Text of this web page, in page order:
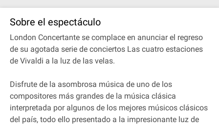
Sobre el espectáculo
London Concertante se complace en anunciar el regreso
de su agotada serie de conciertos Las cuatro estaciones
de Vivaldi a la luz de las velas.
Disfrute de la asombrosa música de uno de los
compositores más grandes de la música clásica
interpretada por algunos de los mejores músicos clásicos
del país, todo ello presentado a la impresionante luz de